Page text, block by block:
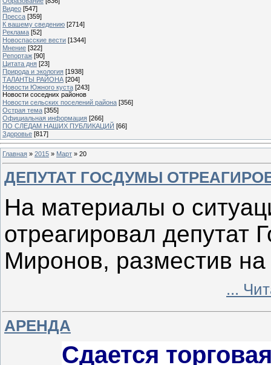
Видео [547]
Пресса [359]
К вашему сведению [2714]
Реклама [52]
Новоспасские вести [1344]
Мнение [322]
Репортаж [90]
Цитата дня [23]
Природа и экология [1938]
ТАЛАНТЫ РАЙОНА [204]
Новости Южного куста [243]
Новости соседних районов
Новости сельских поселений района [356]
Острая тема [355]
Официальная информация [266]
ПО СЛЕДАМ НАШИХ ПУБЛИКАЦИЙ [66]
Здоровье [817]
Главная » 2015 » Март » 20
ДЕПУТАТ ГОСДУМЫ
На материалы о
отреагировал депутат
Миронов, разместив
...
АРЕНДА
Сдается